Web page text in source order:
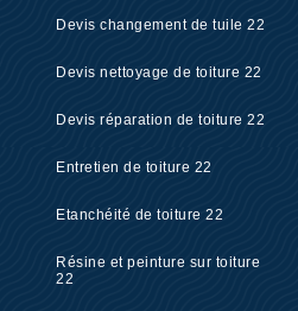
Devis changement de tuile 22
Devis nettoyage de toiture 22
Devis réparation de toiture 22
Entretien de toiture 22
Etanchéité de toiture 22
Résine et peinture sur toiture
22